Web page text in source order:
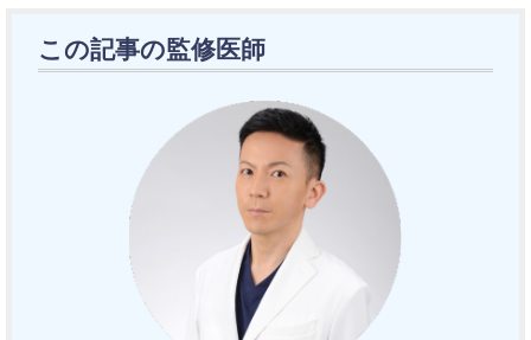
この記事の監修医師